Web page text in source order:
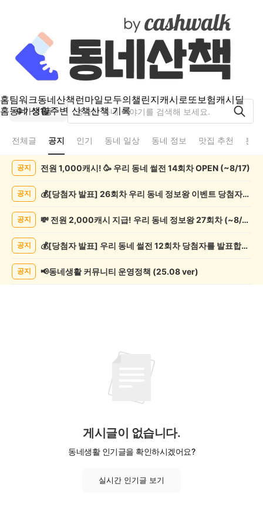
홈팀워크동네산책런마일모두의챌린지캐시로또보험캐시딜
홈동네 생활주변 산책산책 기록
가정1동
전체글 공지 인기 동네 일상 동네 정보 맛집 추천 분
공지 전원 1,000캐시! 🥳 우리 동네 썰전 14회차 OPEN (~8/17)
공지 💰[당첨자 발표] 26회차 우리 동네 정보왕 이벤트 당첨자를 발표합니다!
공지 💸 전원 2,000캐시 지급! 우리 동네 정보왕 27회차 (~8/10)
공지 💰[당첨자 발표] 우리 동네 썰전 12회차 당첨자를 발표합니다!
공지 📢동네생활 커뮤니티 운영정책 (25.08 ver)
게시글이 없습니다.
동네생활 인기글을 확인하시겠어요?
실시간 인기글 보기